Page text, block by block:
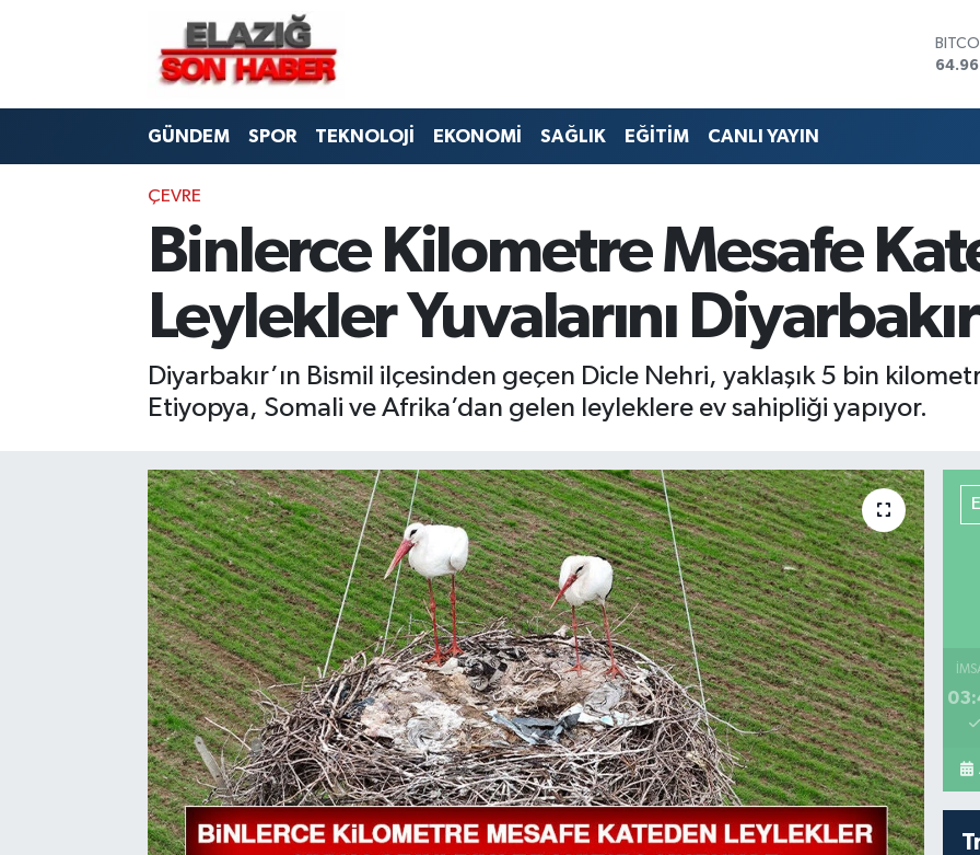
GÜNDEM SPOR TEKNOLOJİ EKONOMİ SAĞLIK EĞİTİM CANLI YAYIN
ÇEVRE
Binlerce Kilometre Mesafe
Leylekler Yuvalarını
Diyarbakır’ın Bismil ilçesinden geçen Dicle Nehri, yaklaşık 5 bin
Etiyopya, Somali ve Afrika’dan gelen leyleklere ev sahipliği yapıyor.
CANLI YAYIN
BİLİM VE TEKNOLOJİ
EKONOMİ
HABERDE İNSAN
KÜLTÜR-SANAT
MAGAZİN
ÖZEL HABER
Merkez Hava Durumu
Merkez Trafik Yoğunluk Haritası
Süper Lig Puan Durumu ve Fikstür
Tüm Manşetler
Son Dakika Haberleri
Haber Arşivi